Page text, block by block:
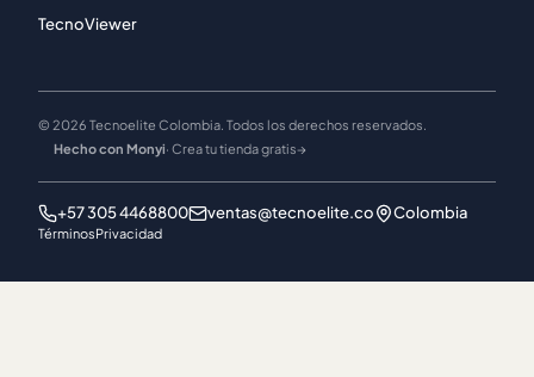
TecnoViewer
© 2026 Tecnoelite Colombia. Todos los derechos reservados.
Hecho con Monyi· Crea tu tienda gratis→
+57 305 4468800 ventas@tecnoelite.co Colombia
TérminosPrivacidad